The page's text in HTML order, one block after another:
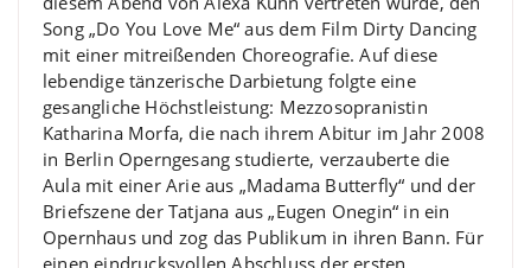
Song „Do You Love Me“ aus dem Film Dirty Dancing
mit einer mitreißenden Choreografie. Auf diese
lebendige tänzerische Darbietung folgte eine
gesangliche Höchstleistung: Mezzosopranistin
Katharina Morfa, die nach ihrem Abitur im Jahr 2008
in Berlin Operngesang studierte, verzauberte die
Aula mit einer Arie aus „Madama Butterfly“ und der
Briefszene der Tatjana aus „Eugen Onegin“ in ein
Opernhaus und zog das Publikum in ihren Bann. Für
einen eindrucksvollen Abschluss der ersten